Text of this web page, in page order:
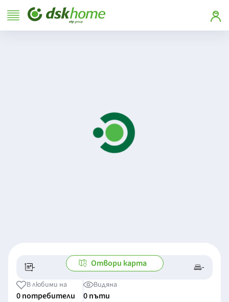
- -/- -
Отвори карта
В любими на
0 потребители
Видяна
0 пъти